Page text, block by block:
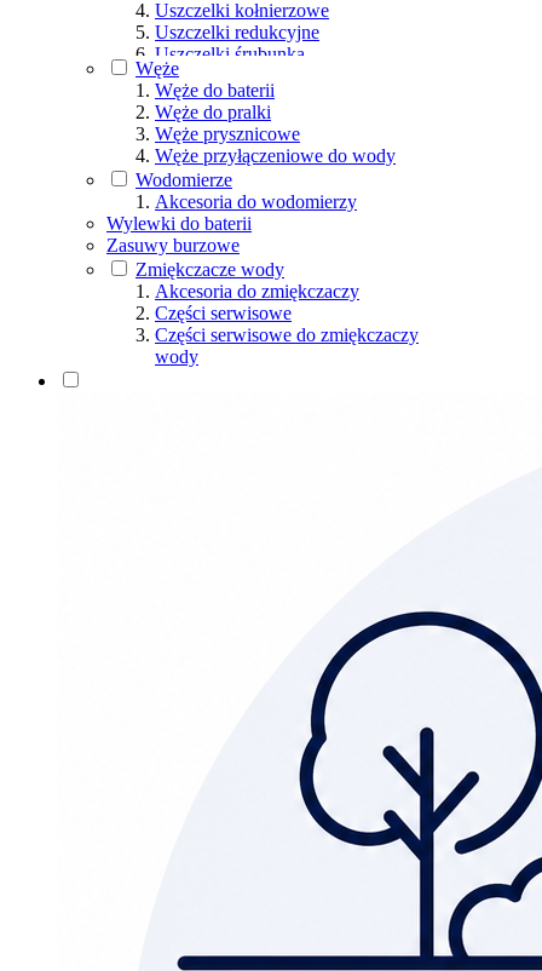
Uszczelki kołnierzowe
Uszczelki redukcyjne
Uszczelki śrubunka
Uszczelki syfonu
Uszczelki trapera
Uszczelki WC
Uszczelki wężyka
Uszczelki wodomierza
Wkładku gumowe, IN SITU
Zestawy naprawcze
Węże
Węże do baterii
Węże do pralki
Węże prysznicowe
Węże przyłączeniowe do wody
Wodomierze
Akcesoria do wodomierzy
Wylewki do baterii
Zasuwy burzowe
Zmiękczacze wody
Akcesoria do zmiękczaczy
Części serwisowe
Części serwisowe do zmiękczaczy
wody